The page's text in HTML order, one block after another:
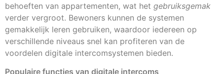
behoeften van appartementen, wat het gebruiksgemak
verder vergroot. Bewoners kunnen de systemen
gemakkelijk leren gebruiken, waardoor iedereen op
verschillende niveaus snel kan profiteren van de
voordelen digitale intercomsystemen bieden.
Populaire functies van digitale intercoms